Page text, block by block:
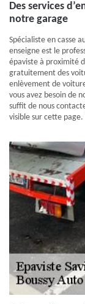
Des services
notre garage
Spécialiste en casse
enseigne est le
épaviste à proximité
gratuitement des
enlèvement de
vous avez besoin de
suffit de nous
visible sur cette